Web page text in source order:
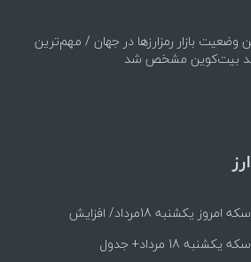
وضعیت بازار رمزارزها در جهان / مهم‌ترین
بیت‌کوین مشخص شد
قیمت طلا و سکه امروز یکشنبه 18مرداد/ افزایش
و جزئیات
18 مرداد+ جدول